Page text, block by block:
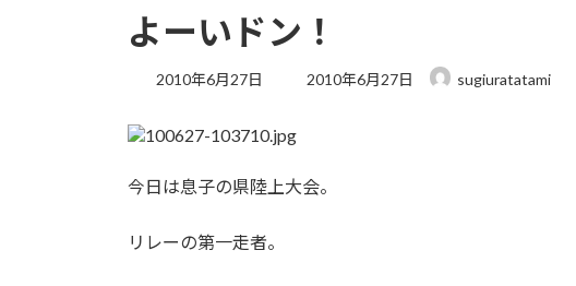
よーいドン！
2010年6月27日
最
時
2010年6月27日 sugiuratatami
今日は息子の県陸上大会。
リレーの第一走者。